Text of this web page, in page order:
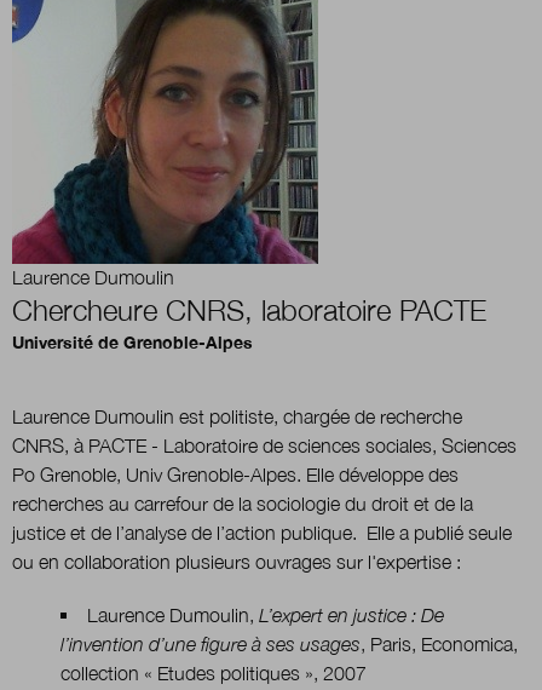
Thèmes
Numéros
Boutique
Qui sommes-nous ?
Nous contacter
Newsletter
Renseignez votre email afin de suivre l'actualité
Laurence Dumoulin
Chercheure CNRS, laboratoire PACTE
Université de Grenoble-Alpes
Laurence Dumoulin est politiste, chargée de recherche
CNRS, à PACTE - Laboratoire de sciences sociales, Sciences
Po Grenoble, Univ Grenoble-Alpes. Elle développe des
recherches au carrefour de la sociologie du droit et de la
justice et de l’analyse de l’action publique. Elle a publié seule
ou en collaboration plusieurs ouvrages sur l'expertise :
Laurence Dumoulin, L’expert en justice : De
l’invention d’une figure à ses usages, Paris, Economica,
collection « Etudes politiques », 2007